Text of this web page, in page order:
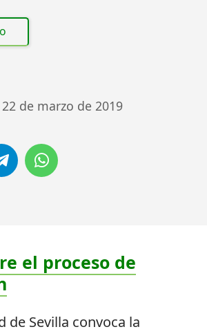
22 de marzo de 2019
el proceso de
de Sevilla convoca la